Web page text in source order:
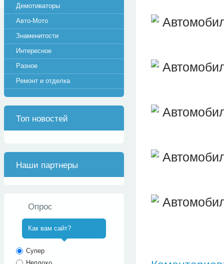
Демотиваторы
Авто-Мото
Знаменитости
Интересное
Разное
Ремонт и отделка
Топ новостей
Наши партнеры
Опрос
Как вам сайт?
Супер